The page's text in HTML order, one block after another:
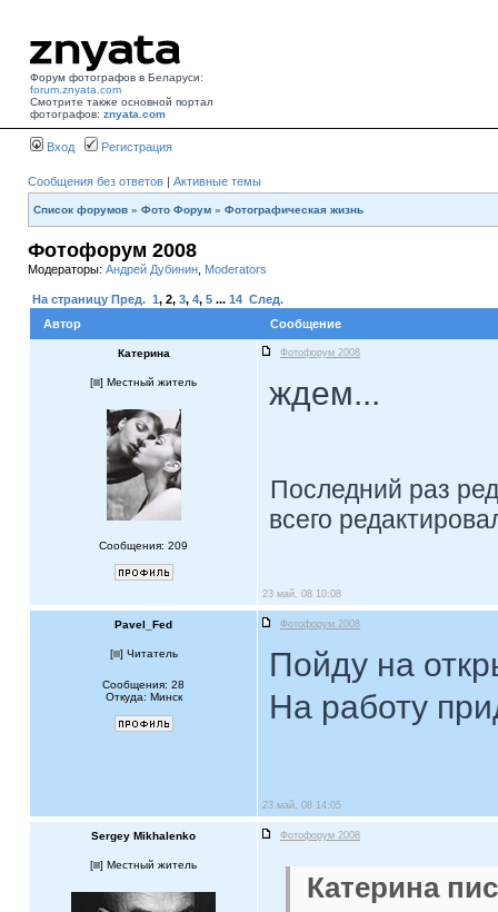
Форум фотографов в Беларуси:
forum.znyata.com
Смотрите также основной портал
фотографов: znyata.com
Вход Регистрация
Сообщения без ответов | Активные темы
Список форумов » Фото Форум » Фотографическая жизнь
Фотофорум 2008
Модераторы: Андрей Дубинин Moderators
На страницу Пред. 1, 2, 3, 4, 5 ... 14 След.
Автор
Сообщение
Катерина Фотофорум 2008
[ ] Местный житель
Сообщения: 209
ждем...
Последний раз
всего
23 май, 08 10:08
Pavel_Fed Фотофорум 2008
[ ] Читатель
Сообщения: 28
Откуда: Минск
Пойду на
На работу
23 май, 08 14:05
Sergey Mikhalenko Фотофорум 2008
[ ] Местный житель
Катерина